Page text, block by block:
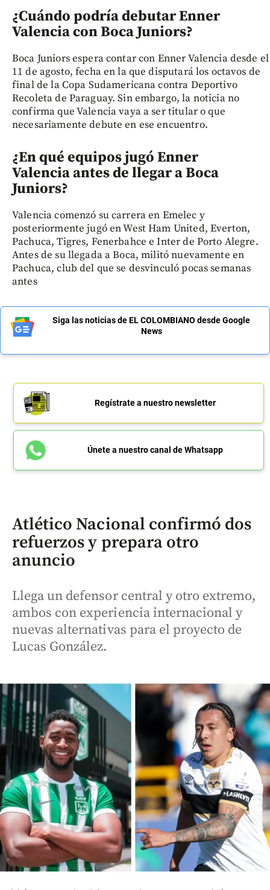
¿Cuándo podría debutar Enner
Valencia con Boca Juniors?
Boca Juniors espera contar con Enner Valencia desde el
11 de agosto, fecha en la que disputará los octavos de
final de la Copa Sudamericana contra Deportivo
Recoleta de Paraguay. Sin embargo, la noticia no
confirma que Valencia vaya a ser titular o que
necesariamente debute en ese encuentro.
¿En qué equipos jugó Enner
Valencia antes de llegar a Boca
Juniors?
Valencia comenzó su carrera en Emelec y
posteriormente jugó en West Ham United, Everton,
Pachuca, Tigres, Fenerbahce e Inter de Porto Alegre.
Antes de su llegada a Boca, militó nuevamente en
Pachuca, club del que se desvinculó pocas semanas
antes
Siga las noticias de EL COLOMBIANO desde Google
News
Regístrate a nuestro newsletter
Únete a nuestro canal de Whatsapp
Atlético Nacional confirmó dos
refuerzos y prepara otro
anuncio
Llega un defensor central y otro extremo,
ambos con experiencia internacional y
nuevas alternativas para el proyecto de
Lucas González.